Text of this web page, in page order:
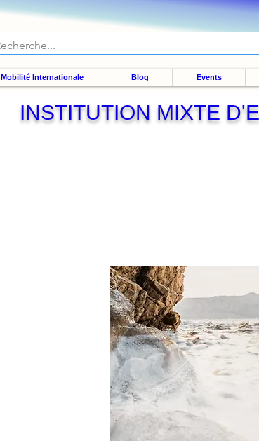
Mobilité Internationale Blog Events
INSTITUTION MIXTE